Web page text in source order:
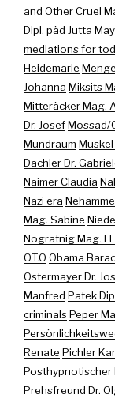
and Other Cruel
Dipl. päd Jutta
mediations for
Heidemarie
Johanna Miksits
Mitteräcker Mag.
Dr. JosefMossad/
Mundraum
Dachler Dr.
Naimer Claudia
Nazi era
Mag. Sabine
Nogratnig Mag.
O.T.O Obama
Ostermayer Dr.
Manfred Patek
criminalsPeper
Renate Pichler
Posthypnotischer
Prehsfreund Dr.